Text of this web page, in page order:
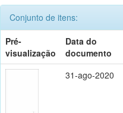
Conjunto de itens:
Pré-
visualização
Data do
documento
31-ago-2020